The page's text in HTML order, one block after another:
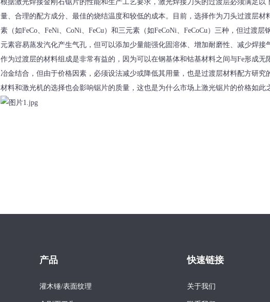
根据激光焊接金刚石锯片的性能和生产工艺要求，激光焊接刀头的过渡层必须满足
量、合理的配方成分、最佳的烧结温度和较低的成本。目前，选择作为刀头过渡层
素（如FeCo、FeNi、CoNi、FeCu）和三元素（如FeCoNi、FeCoCu）三种，但过渡
元素容易蒸发汽化产生气孔，但可以添加少量能强化固溶体、增加耐磨性、减少焊接
作为过渡层的材料组成是非常有益的，因为可以在钢基体和钴基材料之间与Fe形成
冶金结合，但由于价格因素，必须设法减少或降低其用量，也是过渡层材料配方研究
材料和激光机的选择也会影响锯片的质量，这也是为什么市场上激光锯片的价格如此
产品
灌木锤/表面纹理
快速链接
关于我们